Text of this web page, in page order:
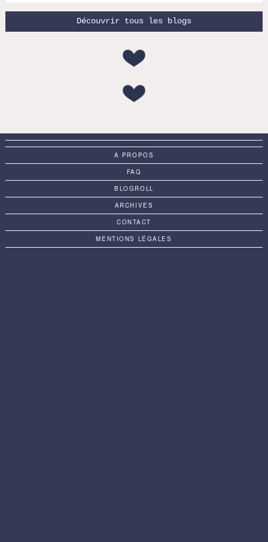
Découvrir tous les blogs
A PROPOS
FAQ
BLOGROLL
ARCHIVES
CONTACT
MENTIONS LÉGALES